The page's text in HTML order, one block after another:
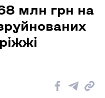
млн грн на